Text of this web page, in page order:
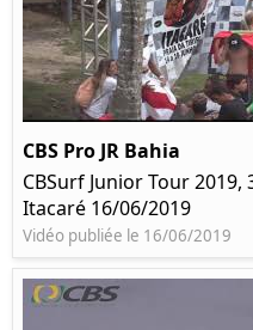
CBS Pro JR Bahia
CBSurf Junior Tour 2019,
Itacaré 16/06/2019
Vidéo publiée le 16/06/2019